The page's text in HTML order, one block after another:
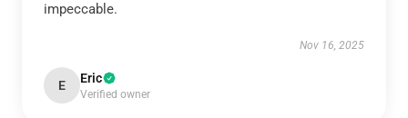
impeccable.
Nov 16, 2025
E Eric
Verified owner